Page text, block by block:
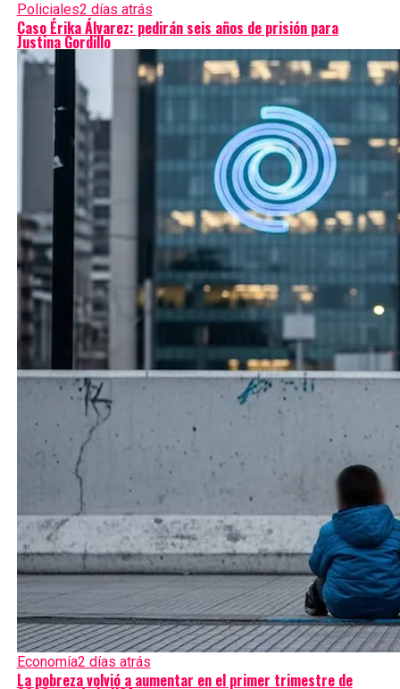
Policiales2 días atrás
Caso Érika Álvarez: pedirán seis años de prisión para
Justina Gordillo
Economía2 días atrás
La pobreza volvió a aumentar en el primer trimestre de